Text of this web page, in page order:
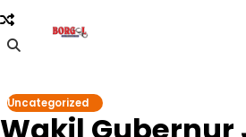
Skip
to
content
Uncategorized